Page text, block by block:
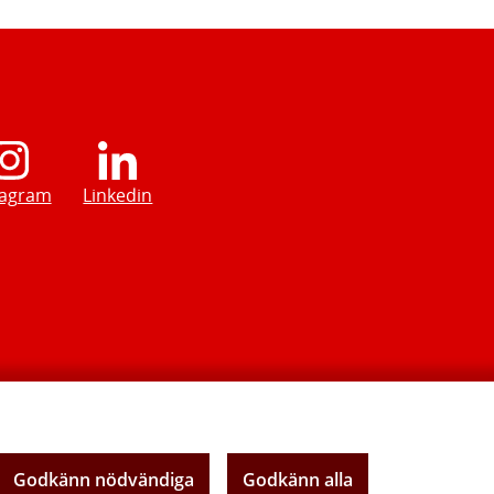
Godkänn nödvändiga Godkänn alla
Linkedin